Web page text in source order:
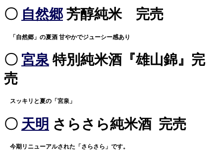
〇 自然郷 芳醇純米 完売
「自然郷」の夏酒 甘やかでジューシー感あり
〇 宮泉 特別純米酒『雄山錦』完
売
スッキリと夏の「宮泉」
〇 天明 さらさら純米酒 完売
今期リニューアルされた「さらさら」です。